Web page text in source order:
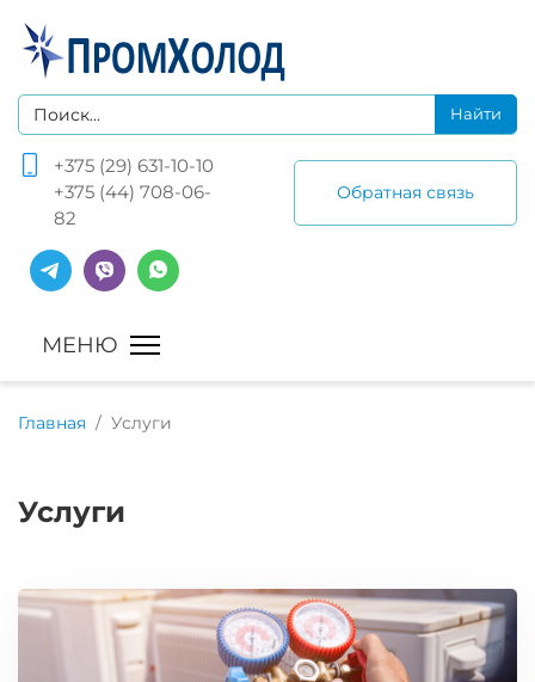
+375 (29) 631-10-10
+375 (44) 708-06-
82
Обратная связь
Главная Услуги
Услуги